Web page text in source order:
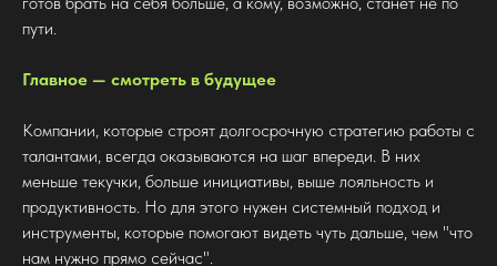
пути.
Главное — смотреть в будущее
Компании, которые строят долгосрочную стратегию работы с
талантами, всегда оказываются на шаг впереди. В них
меньше текучки, больше инициативы, выше лояльность и
продуктивность. Но для этого нужен системный подход и
инструменты, которые помогают видеть чуть дальше, чем "что
нам нужно прямо сейчас".